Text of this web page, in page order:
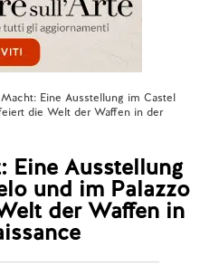
Eine Ausstellung im Castel
die Welt der Waffen in der
Eine Ausstellung
und im Palazzo
der Waffen in